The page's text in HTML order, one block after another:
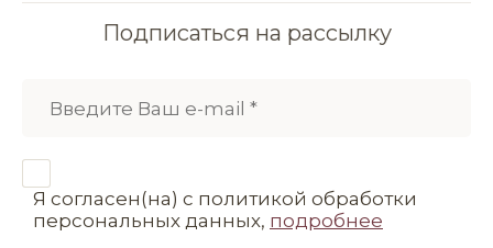
Подписаться на рассылку
Я согласен(на) с политикой обработки
персональных данных, подробнее